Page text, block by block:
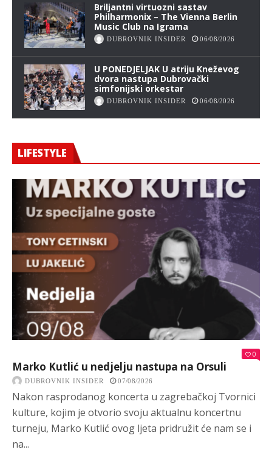
Briljantni virtuozni sastav
Philharmonix – The Vienna Berlin
Music Club na Igrama
DUBROVNIK INSIDER 06/08/2026
U PONEDJELJAK U atriju Kneževog
dvora nastupa Dubrovački
simfonijski orkestar
DUBROVNIK INSIDER 06/08/2026
LIFESTYLE
0
Marko Kutlić u nedjelju nastupa na Orsuli
DUBROVNIK INSIDER 07/08/2026
Nakon rasprodanog koncerta u zagrebačkoj Tvornici
kulture, kojim je otvorio svoju aktualnu koncertnu
turneju, Marko Kutlić ovog ljeta pridružit će nam se i
na...